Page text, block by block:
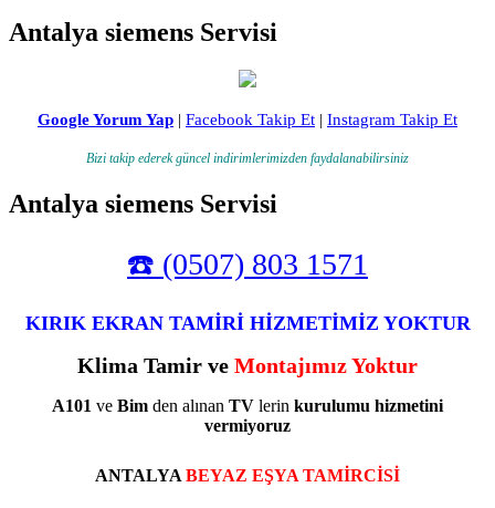
Antalya siemens Servisi
Google Yorum Yap | Facebook Takip Et | Instagram Takip Et
Bizi takip ederek güncel indirimlerimizden faydalanabilirsiniz
Antalya siemens Servisi
☎️ (0507) 803 1571
KIRIK EKRAN TAMİRİ HİZMETİMİZ YOKTUR
Klima Tamir ve Montajımız Yoktur
A101 ve Bim den alınan TV lerin kurulumu hizmetini
vermiyoruz
ANTALYA BEYAZ EŞYA TAMİRCİSİ